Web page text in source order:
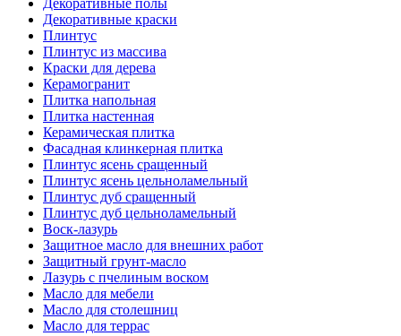
Декоративные полы
Декоративные краски
Плинтус
Плинтус из массива
Краски для дерева
Керамогранит
Плитка напольная
Плитка настенная
Керамическая плитка
Фасадная клинкерная плитка
Плинтус ясень сращенный
Плинтус ясень цельноламельный
Плинтус дуб сращенный
Плинтус дуб цельноламельный
Воск-лазурь
Защитное масло для внешних работ
Защитный грунт-масло
Лазурь с пчелиным воском
Масло для мебели
Масло для столешниц
Масло для террас